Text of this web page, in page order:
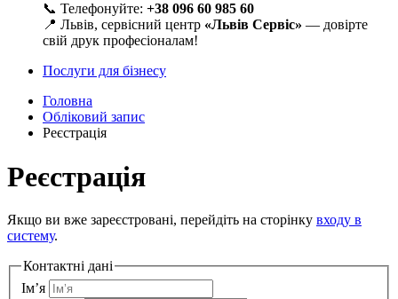
📞 Телефонуйте: +38 096 60 985 60
📍 Львів, сервісний центр «Львів Сервіс» — довірте
свій друк професіоналам!
Послуги для бізнесу
Головна
Обліковий запис
Реєстрація
Реєстрація
Якщо ви вже зареєстровані, перейдіть на сторінку входу в
систему.
Контактні дані
Ім’я